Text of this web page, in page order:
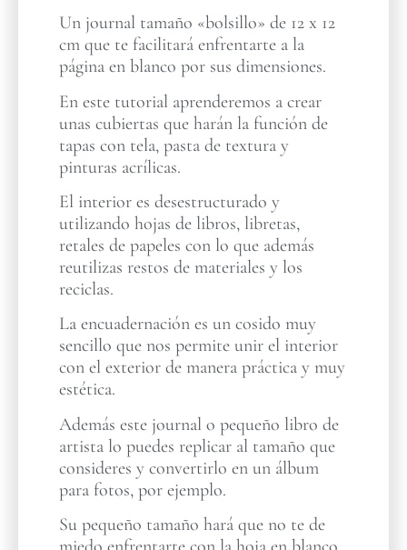
Un journal tamaño «bolsillo» de 12 x 12
cm que te facilitará enfrentarte a la
página en blanco por sus dimensiones.
En este tutorial aprenderemos a crear
unas cubiertas que harán la función de
tapas con tela, pasta de textura y
pinturas acrílicas.
El interior es desestructurado y
utilizando hojas de libros, libretas,
retales de papeles con lo que además
reutilizas restos de materiales y los
reciclas.
La encuadernación es un cosido muy
sencillo que nos permite unir el interior
con el exterior de manera práctica y muy
estética.
Además este journal o pequeño libro de
artista lo puedes replicar al tamaño que
consideres y convertirlo en un álbum
para fotos, por ejemplo.
Su pequeño tamaño hará que no te de